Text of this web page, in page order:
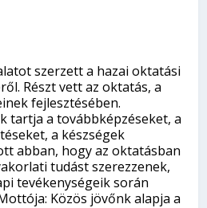
szerzett a hazai oktatási
Részt vett az oktatás, a
fejlesztésében.
tartja a továbbképzéseket, a
a készségek
abban, hogy az oktatásban
tudást szerezzenek,
tevékenységeik során
Közös jövőnk alapja a